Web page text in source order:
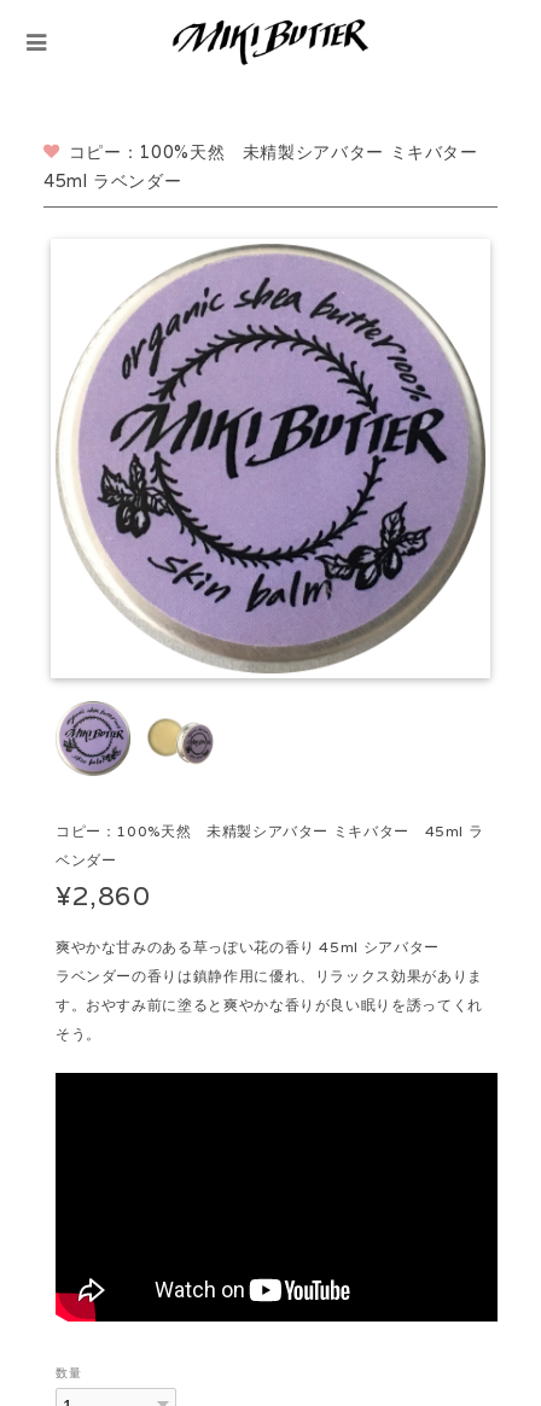
コピー：100%天然 未精製シアバター ミキバター
45ml ラベンダー
コピー：100%天然 未精製シアバター ミキバター 45ml ラ
ベンダー
¥2,860
爽やかな甘みのある草っぽい花の香り 45ml シアバター
ラベンダーの香りは鎮静作用に優れ、リラックス効果がありま
す。おやすみ前に塗ると爽やかな香りが良い眠りを誘ってくれ
そう。
数量